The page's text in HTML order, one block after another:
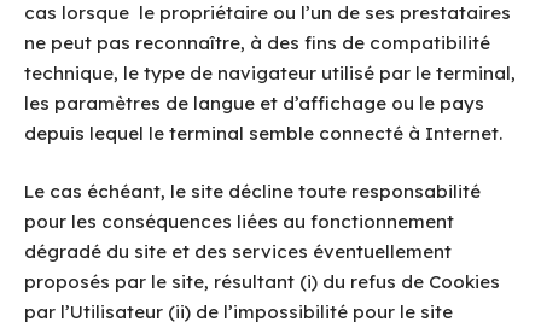
cas lorsque le propriétaire ou l’un de ses prestataires
ne peut pas reconnaître, à des fins de compatibilité
technique, le type de navigateur utilisé par le terminal,
les paramètres de langue et d’affichage ou le pays
depuis lequel le terminal semble connecté à Internet.
Le cas échéant, le site décline toute responsabilité
pour les conséquences liées au fonctionnement
dégradé du site et des services éventuellement
proposés par le site, résultant (i) du refus de Cookies
par l’Utilisateur (ii) de l’impossibilité pour le site